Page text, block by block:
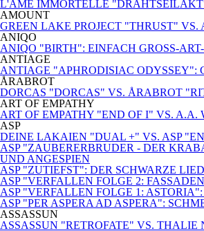
L'ÂME IMMORTELLE
AMOUNT
GREEN LAKE PROJECT "THRUST"
ANIQO
ANIQO "BIRTH": EINFACH GROSS-
ANTIAGE
ANTIAGE "APHRODISIAC ODYSSEY":
ÅRABROT
DORCAS "DORCAS" VS. ÅRABROT
ART OF EMPATHY
ART OF EMPATHY "END OF I" VS.
ASP
DEINE LAKAIEN "DUAL +" VS. ASP
ASP "ZAUBERERBRUDER - DER
UND ANGESPIEN
ASP "ZUTIEFST": DER SCHWARZE
ASP "VERFALLEN FOLGE 2:
ASP "VERFALLEN FOLGE 1:
ASP "PER ASPERA AD ASPERA":
ASSASSUN
ASSASSUN "RETROFATE" VS. THALIE